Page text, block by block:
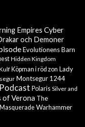
Empires Cyber
och Demoner
Evolutionens Barn
Hidden Kingdom
Köpman i röd zon Lady
Montsegur 1244
Podcast Polaris Silver and
of Verona The
Warhammer